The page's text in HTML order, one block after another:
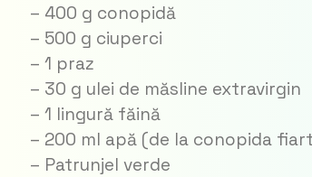
– 400 g conopidă
– 500 g ciuperci
– 1 praz
– 30 g ulei de măsline extravirgin
– 1 lingură făină
– 200 ml apă (de la conopida
– Patrunjel verde